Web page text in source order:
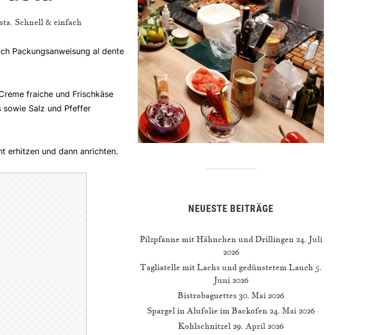
, Schnell & einfach
Packungsanweisung al dente
fraiche und Frischkäse
sowie Salz und Pfeffer
erhitzen und dann anrichten.
NEUESTE BEITRÄGE
Pilzpfanne mit Hähnchen und Drillingen 24. Juli
2026
Tagliatelle mit Lachs und gedünstetem Lauch 5.
Juni 2026
Bistrobaguettes 30. Mai 2026
Spargel in Alufolie im Backofen 24. Mai 2026
Kohlschnitzel 29. April 2026